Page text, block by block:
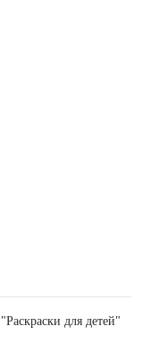
"Раскраски для детей"